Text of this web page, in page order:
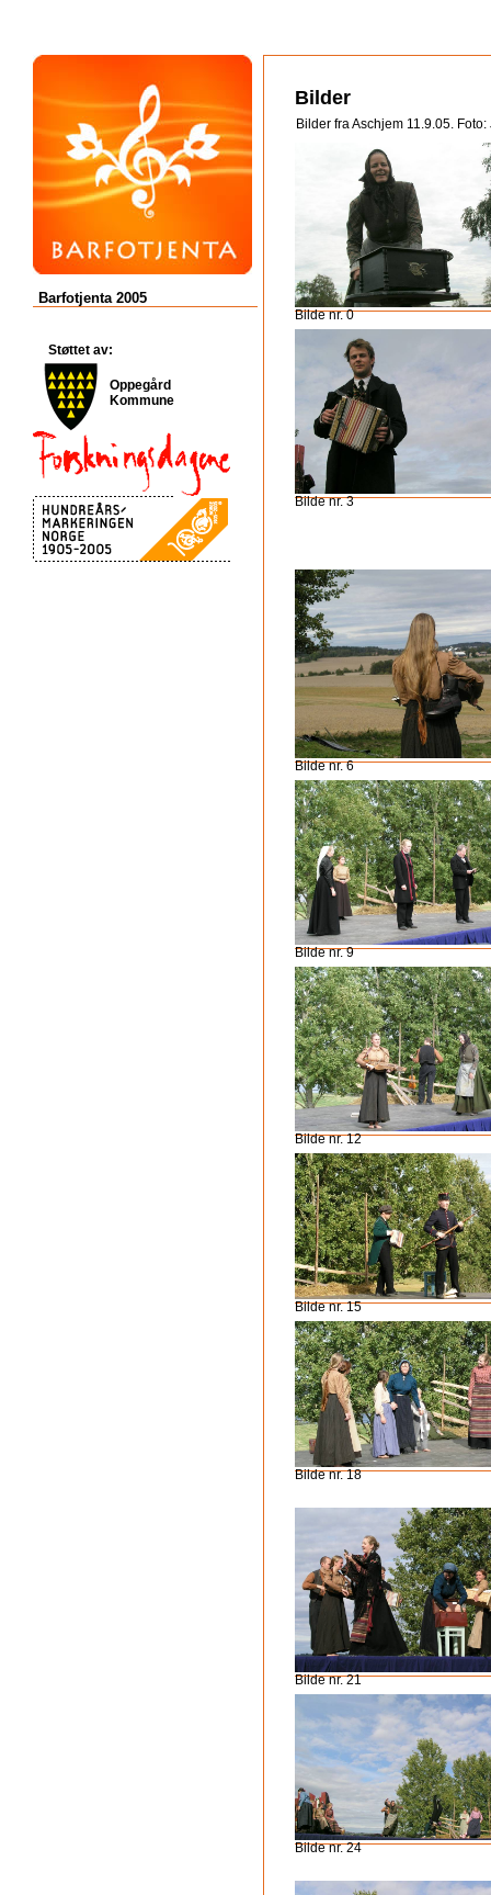
Barfotjenta 2005
Støttet av:
Oppegård
Kommune
Bilder
Bilder fra Aschjem 11.9.05.
Bilde nr. 0
Bilde nr. 3
Bilde nr. 6
Bilde nr. 9
Bilde nr. 12
Bilde nr. 15
Bilde nr. 18
Bilde nr. 21
Bilde nr. 24